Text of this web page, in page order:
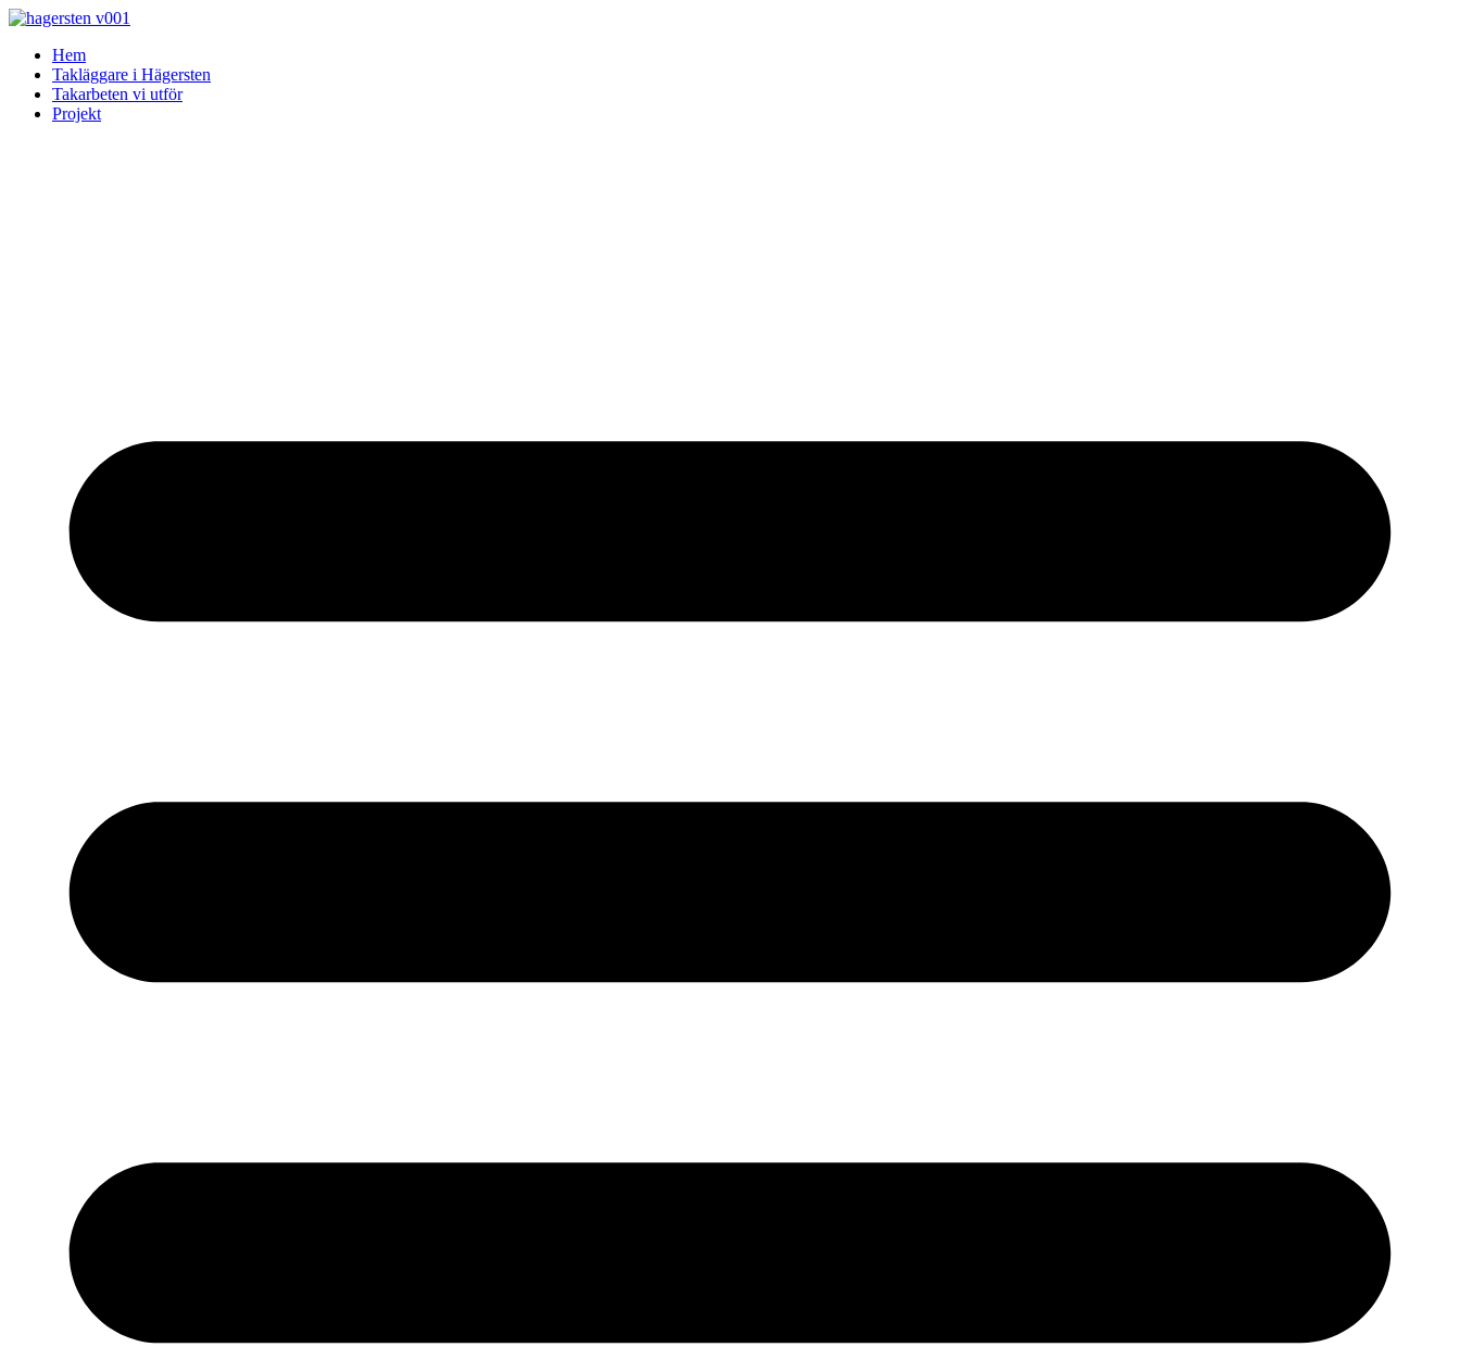
Skip
contentHem
Takläggare i Hägersten
Takarbeten vi utför
Projekt